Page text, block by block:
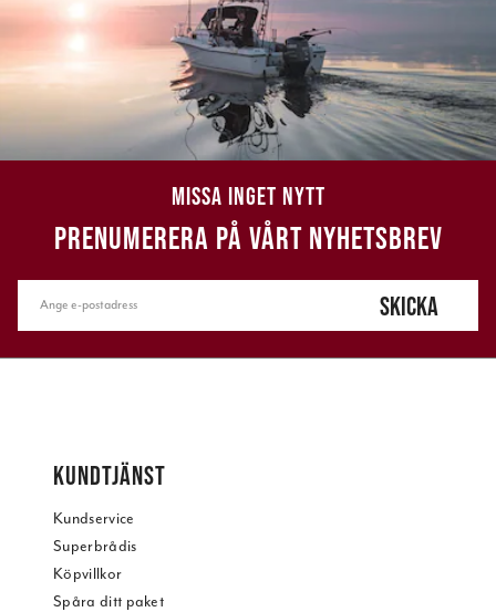
MISSA INGET NYTT
PRENUMERERA PÅ VÅRT NYHETSBREV
SKICKA
KUNDTJÄNST
Kundservice
Superbrådis
Köpvillkor
Spåra ditt paket